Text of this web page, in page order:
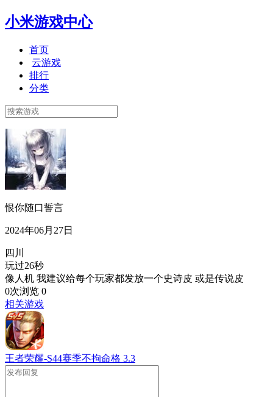
小米游戏中心
首页
云游戏
排行
分类
恨你随口誓言
2024年06月27日
四川
玩过26秒
像人机 我建议给每个玩家都发放一个史诗皮 或是传说皮
0次浏览 0
相关游戏
王者荣耀-S44赛季不拘命格 3.3